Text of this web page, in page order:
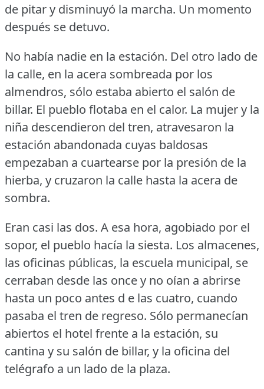
de pitar y disminuyó la marcha. Un momento
después se detuvo.
No había nadie en la estación. Del otro lado de
la calle, en la acera sombreada por los
almendros, sólo estaba abierto el salón de
billar. El pueblo flotaba en el calor. La mujer y la
niña descendieron del tren, atravesaron la
estación abandonada cuyas baldosas
empezaban a cuartearse por la presión de la
hierba, y cruzaron la calle hasta la acera de
sombra.
Eran casi las dos. A esa hora, agobiado por el
sopor, el pueblo hacía la siesta. Los almacenes,
las oficinas públicas, la escuela municipal, se
cerraban desde las once y no oían a abrirse
hasta un poco antes d e las cuatro, cuando
pasaba el tren de regreso. Sólo permanecían
abiertos el hotel frente a la estación, su
cantina y su salón de billar, y la oficina del
telégrafo a un lado de la plaza.